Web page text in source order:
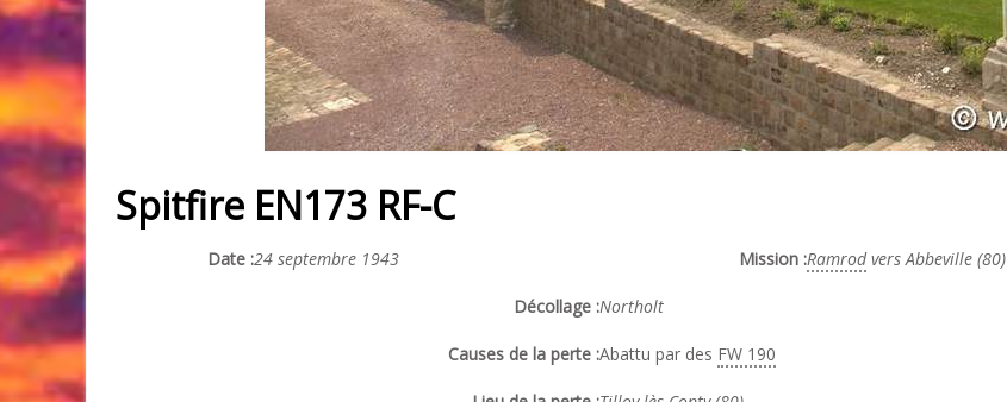
Spitfire EN173 RF-C
Date :24 septembre 1943 Mission :Ramrodvers Abbeville (80)
Décollage :Northolt
Causes de la perte :Abattu par des FW 190